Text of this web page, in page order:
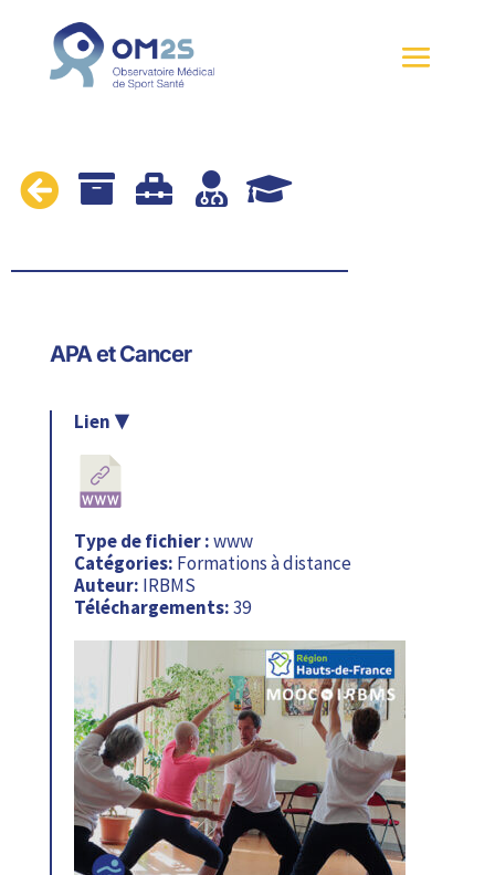
    
APA et Cancer
Type de fichier :www
Catégories: Formations à distance
Auteur: IRBMS
Téléchargements:39